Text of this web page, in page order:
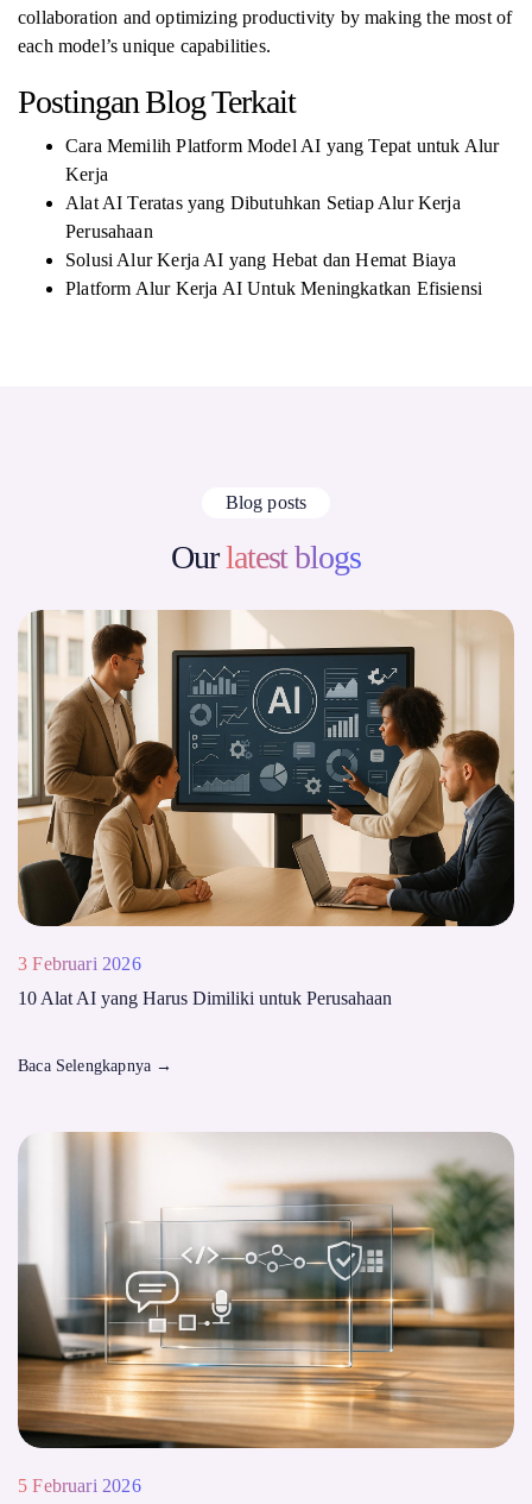
collaboration and optimizing productivity by making the most of
each model’s unique capabilities.
Postingan Blog Terkait
Cara Memilih Platform Model AI yang Tepat untuk Alur
Kerja
Alat AI Teratas yang Dibutuhkan Setiap Alur Kerja
Perusahaan
Solusi Alur Kerja AI yang Hebat dan Hemat Biaya
Platform Alur Kerja AI Untuk Meningkatkan Efisiensi
Blog posts
Ourlatest blogs
3 Februari 2026
10 Alat AI yang Harus Dimiliki untuk Perusahaan
Baca Selengkapnya →
5 Februari 2026